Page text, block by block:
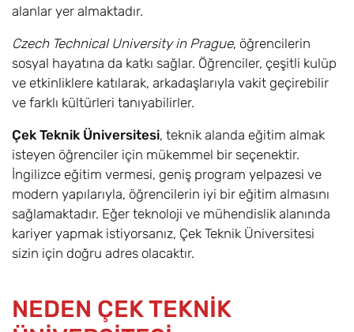
alanlar yer almaktadır.
Czech Technical University in Prague, öğrencilerin
sosyal hayatına da katkı sağlar. Öğrenciler, çeşitli kulüp
ve etkinliklere katılarak, arkadaşlarıyla vakit geçirebilir
ve farklı kültürleri tanıyabilirler.
Çek Teknik Üniversitesi, teknik alanda eğitim almak
isteyen öğrenciler için mükemmel bir seçenektir.
İngilizce eğitim vermesi, geniş program yelpazesi ve
modern yapılarıyla, öğrencilerin iyi bir eğitim almasını
sağlamaktadır. Eğer teknoloji ve mühendislik alanında
kariyer yapmak istiyorsanız, Çek Teknik Üniversitesi
sizin için doğru adres olacaktır.
NEDEN ÇEK TEKNİK